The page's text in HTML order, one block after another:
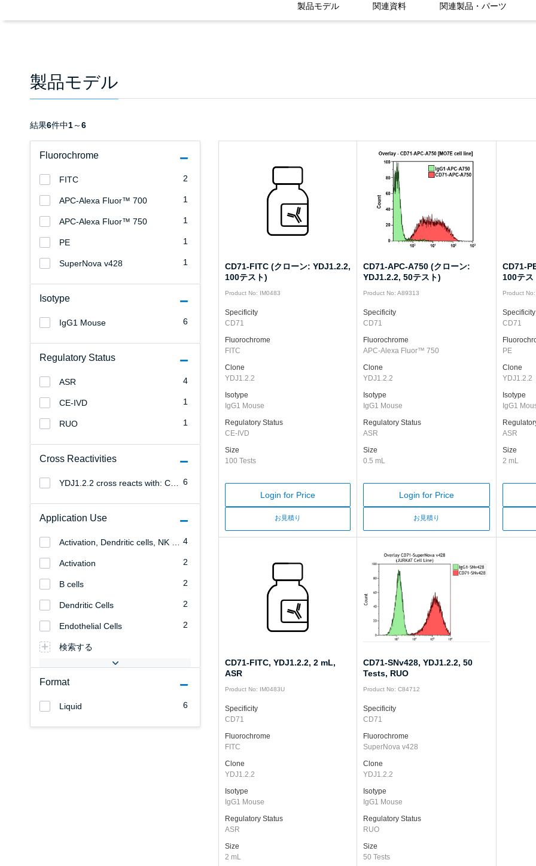
製品モデル 関連資料 関連製品・パーツ
製品モデル
Fluorochrome
2
FITC
1
APC-Alexa Fluor™ 700
1
APC-Alexa Fluor™ 750
1
PE
1
SuperNova v428
Isotype
6
IgG1 Mouse
Regulatory Status
4
ASR
1
CE-IVD
1
RUO
Cross Reactivities
6
Application Use
4
2
Activation
2
B cells
2
Dendritic Cells
2
Endothelial Cells
検索する
Format
6
Liquid
結果6件中1～6
CD71-FITC (クローン: YDJ1.2.2,
100テスト)
Product No: IM0483
Specificity
CD71
Fluorochrome
FITC
Clone
YDJ1.2.2
Isotype
IgG1 Mouse
Regulatory Status
CE-IVD
Size
100 Tests
Login for Price
お見積り
CD71-APC-A750 (クローン:
YDJ1.2.2, 50テスト)
Product No: A89313
Specificity
CD71
Fluorochrome
APC-Alexa Fluor™ 750
Clone
YDJ1.2.2
Isotype
IgG1 Mouse
Regulatory Status
ASR
Size
0.5 mL
Login for Price
お見積り
CD71-
100テス
Product
Specificity
CD71
PE
Clone
YDJ1.2.2
Isotype
IgG1
ASR
Size
2 mL
CD71-FITC, YDJ1.2.2, 2 mL,
ASR
Product No: IM0483U
Specificity
CD71
Fluorochrome
FITC
Clone
YDJ1.2.2
Isotype
IgG1 Mouse
Regulatory Status
ASR
Size
2 mL
CD71-SNv428, YDJ1.2.2, 50
Tests, RUO
Product No: C84712
Specificity
CD71
Fluorochrome
SuperNova v428
Clone
YDJ1.2.2
Isotype
IgG1 Mouse
Regulatory Status
RUO
Size
50 Tests